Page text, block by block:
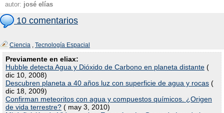
autor: josé elías
10 comentarios
Ciencia , Tecnología Espacial
Previamente en eliax:
Hubble detecta Agua y Dióxido de Carbono en planeta distante (
dic 10, 2008)
Descubren planeta a 40 años luz con superficie de agua y rocas (
dic 18, 2009)
Confirman meteoritos con agua y compuestos químicos. ¿Origen
de vida terrestre? ( may 3, 2010)